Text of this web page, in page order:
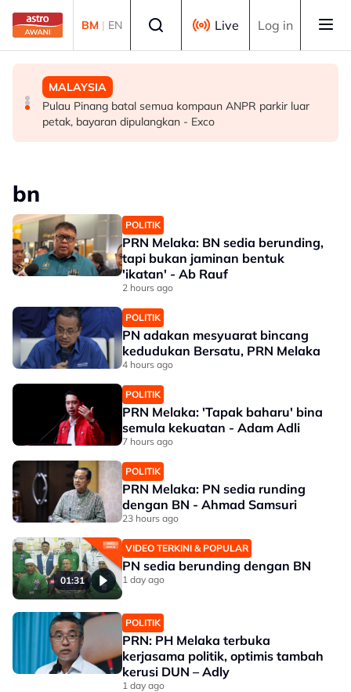
Skip to main content
BM | EN Live Log in
MALAYSIA
Tiga akta baharu, satu pindaan di bawah Dasar
Perumahan Negara 2026-2035
BISNES
KESUMA gerak intervensi awal bantu 541 pekerja
Panasonic bakal diberhentikan
MALAYSIA
Pulau Pinang batal semua kompaun ANPR parkir luar
petak, bayaran dipulangkan - Exco
bn
POLITIK
PRN Melaka: BN sedia berunding,
tapi bukan jaminan bentuk
'ikatan' - Ab Rauf
2 hours ago
POLITIK
PN adakan mesyuarat bincang
kedudukan Bersatu, PRN Melaka
4 hours ago
POLITIK
PRN Melaka: 'Tapak baharu' bina
semula kekuatan - Adam Adli
7 hours ago
POLITIK
PRN Melaka: PN sedia runding
dengan BN - Ahmad Samsuri
23 hours ago
01:31
VIDEO TERKINI & POPULAR
PN sedia berunding dengan BN
1 day ago
POLITIK
PRN: PH Melaka terbuka
kerjasama politik, optimis tambah
kerusi DUN – Adly
1 day ago